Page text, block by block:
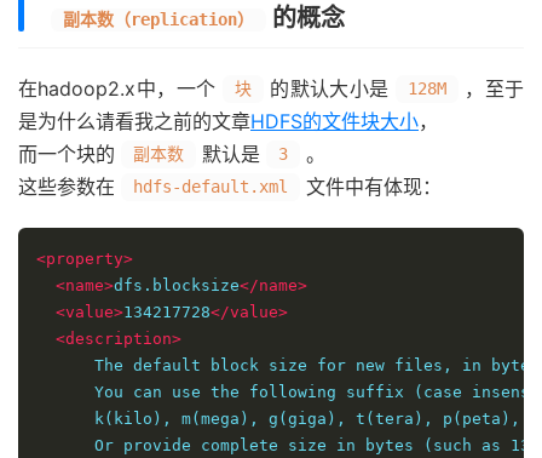
副本数（replication） 的概念
在hadoop2.x中，一个 块 的默认大小是 128M
，至于
是为什么请看我之前的文章HDFS的文件块大小，
而一个块的
副本数 默认是 3
。
这些参数在
hdfs-default.xml 文件中有体现：
<property>
<name>dfs.blocksize</name>
<value>134217728</value>
<description>
The default block size for new files, in
You can use the following suffix (case
k(kilo), m(mega), g(giga), t(tera), p(peta),
Or provide complete size in bytes (such as